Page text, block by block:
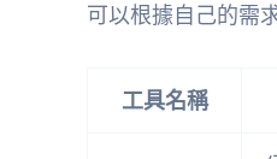
可以根據自己的需
工具名稱